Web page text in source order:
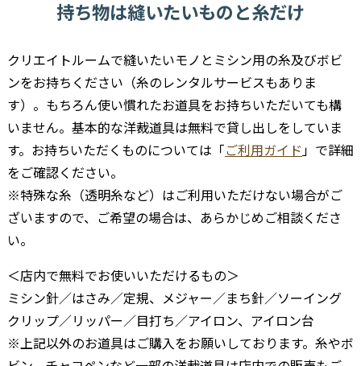
持ち物は縫いたいものと糸だけ
クリエイトルームで縫いたいモノとミシン用の糸及びボビ
ンをお持ちください（糸のレンタルサービスもありま
す）。もちろん使い慣れたお道具をお持ちいただいても構
いません。基本的な洋裁道具は無料で貸し出しをしていま
す。お持ちいただくものについては「ご利用ガイド」で詳細
をご確認ください。
※特殊な糸（透明糸など）はご利用いただけない場合がご
ざいますので、ご希望の場合は、あらかじめご相談くださ
い。
＜店内で無料でお使いいただけるもの＞
ミシン針／はさみ／定規、メジャー／まち針／ソーイング
クリップ／リッパー／目打ち／アイロン、アイロン台
※上記以外のお道具はご購入をお願いしております。糸やボ